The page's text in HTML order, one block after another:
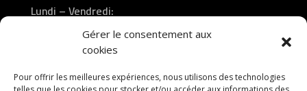
Gérer le consentement aux
cookies
Pour offrir les meilleures expériences, nous utilisons des technologies
Lundi – Vendredi:
8h30 -12h00
—————-
13h30 -18h00